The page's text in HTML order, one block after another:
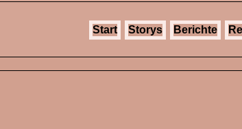
Start Storys Berichte